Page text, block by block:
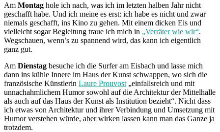
Am Montag hole ich nach, was ich im letzten halben Jahr nicht
geschafft habe. Und ich meine es erst: ich habe es nicht und zwar
niemals geschafft, ins Kino zu gehen. Mit einem dicken Eis und
vielleicht sogar Begleitung traue ich mich in „Verräter wie wir“.
Wegschauen, wenn’s zu spannend wird, das kann ich eigentlich
ganz gut.
Am Dienstag besuche ich die Surfer am Eisbach und lasse mich
dann ins kühle Innere im Haus der Kunst schwappen, wo sich die
französische Künstlerin Laure Prouvost „einfallsreich und mit
unnachahmlichem Humor sowohl auf die Architektur der Mittelhalle
als auch auf das Haus der Kunst als Institution bezieht“. Nicht dass
ich etwas von Architektur und ihrer Verbindung und Umsetzung mit
Humor verstehen würde, aber wirken lassen kann man das Ganze ja
trotzdem.